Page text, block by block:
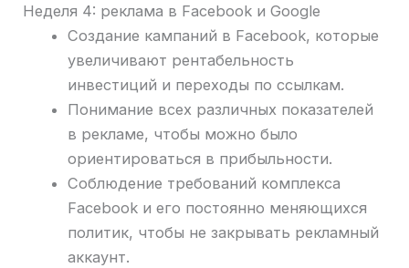
Неделя 4: реклама в Facebook и Google
Создание кампаний в Facebook, которые
увеличивают рентабельность
инвестиций и переходы по ссылкам.
Понимание всех различных показателей
в рекламе, чтобы можно было
ориентироваться в прибыльности.
Соблюдение требований комплекса
Facebook и его постоянно меняющихся
политик, чтобы не закрывать рекламный
аккаунт.